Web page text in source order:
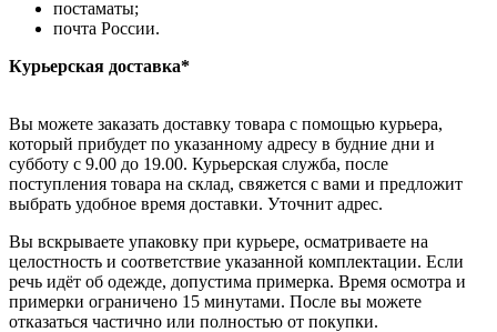
постаматы;
почта России.
Курьерская доставка*
Вы можете заказать доставку товара с помощью курьера,
который прибудет по указанному адресу в будние дни и
субботу с 9.00 до 19.00. Курьерская служба, после
поступления товара на склад, свяжется с вами и предложит
выбрать удобное время доставки. Уточнит адрес.
Вы вскрываете упаковку при курьере, осматриваете на
целостность и соответствие указанной комплектации. Если
речь идёт об одежде, допустима примерка. Время осмотра и
примерки ограничено 15 минутами. После вы можете
отказаться частично или полностью от покупки.